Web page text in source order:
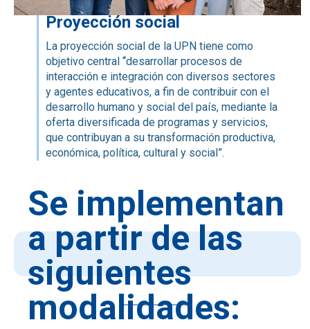
Proyección social
La proyección social de la UPN tiene como
objetivo central“desarrollar procesos de
interacción e integración con diversos sectores
y agentes educativos, a fin de contribuir con el
desarrollo humano y social del país, mediante la
oferta diversificada de programas y servicios,
que contribuyan a su transformación productiva,
económica, política, cultural y social”.
Se implementan
a partir de las
siguientes
modalidades: